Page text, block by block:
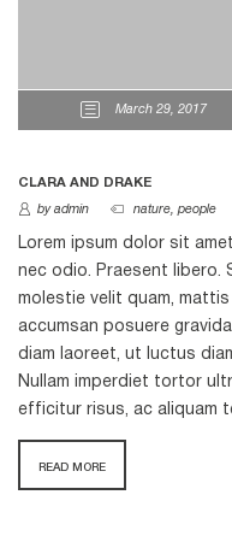
March 29, 2017
CLARA AND DRAKE
by admin nature, people
Lorem ipsum dolor sit
nec odio. Praesent libero.
molestie velit quam,
accumsan posuere
diam laoreet, ut luctus
Nullam imperdiet tortor
efficitur risus, ac aliquam
READ MORE